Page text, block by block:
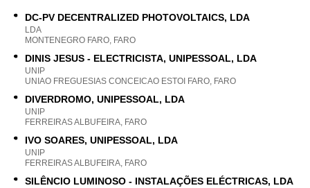
DC-PV DECENTRALIZED PHOTOVOLTAICS, LDA
LDA
MONTENEGRO FARO, FARO
DINIS JESUS - ELECTRICISTA, UNIPESSOAL, LDA
UNIP
UNIAO FREGUESIAS CONCEICAO ESTOI FARO, FARO
DIVERDROMO, UNIPESSOAL, LDA
UNIP
FERREIRAS ALBUFEIRA, FARO
IVO SOARES, UNIPESSOAL, LDA
UNIP
FERREIRAS ALBUFEIRA, FARO
SILÊNCIO LUMINOSO - INSTALAÇÕES ELÉCTRICAS, LDA